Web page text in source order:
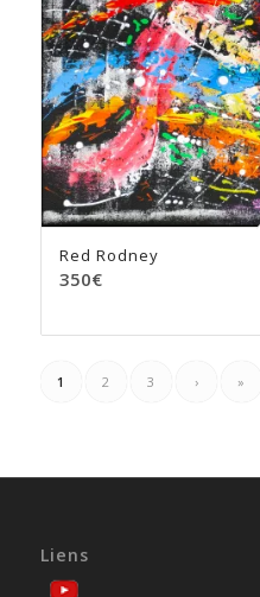
Red Rodney
350€
1 2 3 › »
Liens